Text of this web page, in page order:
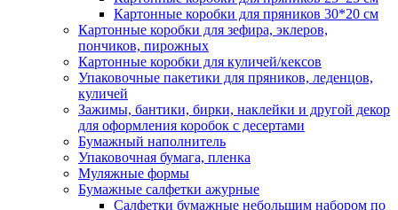
Картонные коробки для пряников 30*20 см
Картонные коробки для зефира, эклеров,
пончиков, пирожных
Картонные коробки для куличей/кексов
Упаковочные пакетики для пряников, леденцов,
куличей
Зажимы, бантики, бирки, наклейки и другой декор
для оформления коробок с десертами
Бумажный наполнитель
Упаковочная бумага, пленка
Муляжные формы
Бумажные салфетки ажурные
Салфетки бумажные небольшим набором по